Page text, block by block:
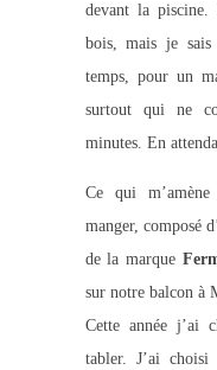
devant la piscine.
bois, mais je
temps, pour un
surtout qui ne
minutes. En
Ce qui
manger, composé
de la marque
sur notre balcon à
Cette année j’ai
tabler. J’ai choisi